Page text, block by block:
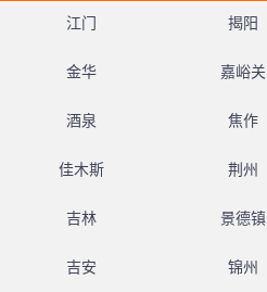
江门 揭阳
金华 嘉峪关
酒泉 焦作
佳木斯 荆州
吉林 景德镇
吉安 锦州